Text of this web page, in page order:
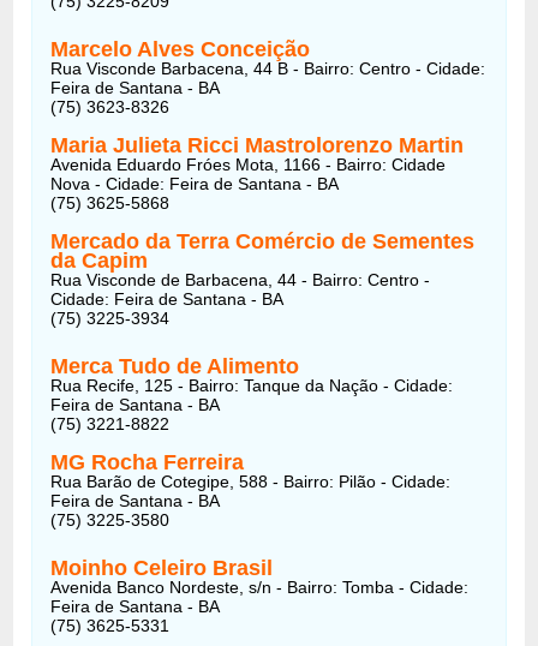
Marcelo Alves Conceição
Rua Visconde Barbacena, 44 B - Bairro: Centro - Cidade:
Feira de Santana - BA
(75) 3623-8326
Maria Julieta Ricci Mastrolorenzo Martin
Avenida Eduardo Fróes Mota, 1166 - Bairro: Cidade
Nova - Cidade: Feira de Santana - BA
(75) 3625-5868
Mercado da Terra Comércio de Sementes
da Capim
Rua Visconde de Barbacena, 44 - Bairro: Centro -
Cidade: Feira de Santana - BA
(75) 3225-3934
Merca Tudo de Alimento
Rua Recife, 125 - Bairro: Tanque da Nação - Cidade:
Feira de Santana - BA
(75) 3221-8822
MG Rocha Ferreira
Rua Barão de Cotegipe, 588 - Bairro: Pilão - Cidade:
Feira de Santana - BA
(75) 3225-3580
Moinho Celeiro Brasil
Avenida Banco Nordeste, s/n - Bairro: Tomba - Cidade:
Feira de Santana - BA
(75) 3625-5331